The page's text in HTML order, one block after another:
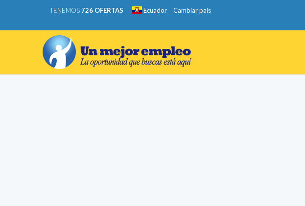
TENEMOS 726 OFERTAS Ecuador Cambiar país